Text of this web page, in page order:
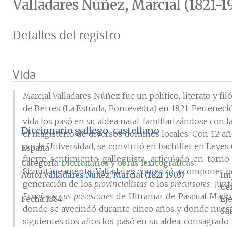
Valladares Núñez, Marcial (1821-
Detalles del registro
Vida
Marcial Valladares Núñez fue un político, literato y
de Berres (La Estrada, Pontevedra) en 1821.
vida los pasó en su aldea natal, familiarizándose
el magisterio de diversos dómines locales. Con 12
por la Universidad, se convirtió en bachiller en Leyes
fuerte sentimiento galleguista, articulado en
Simultáneamente, Valladares comenzó a
generación de los provincialistas o los precursores.
España y sus posesiones de Ultramar de Pascual
donde se avecindó durante cinco años y donde
siguientes dos años los pasó en su aldea,
Diccionario gallego-castellano
España
Categoría:Diccionarios y obras lexicográficas
AutorValladares Núñez, Marcial (1821-1903)
Fecha1884